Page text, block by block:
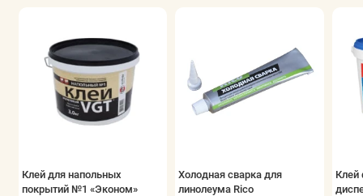
Клей для напольных
покрытий №1 «Эконом»
Холодная сварка для
линолеума Rico
Клей